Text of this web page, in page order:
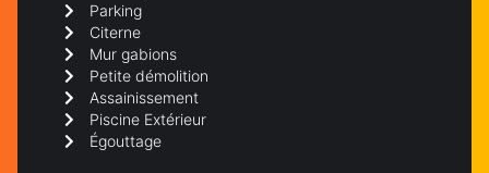
Parking
Citerne
Mur gabions
Petite démolition
Assainissement
Piscine Extérieur
Égouttage